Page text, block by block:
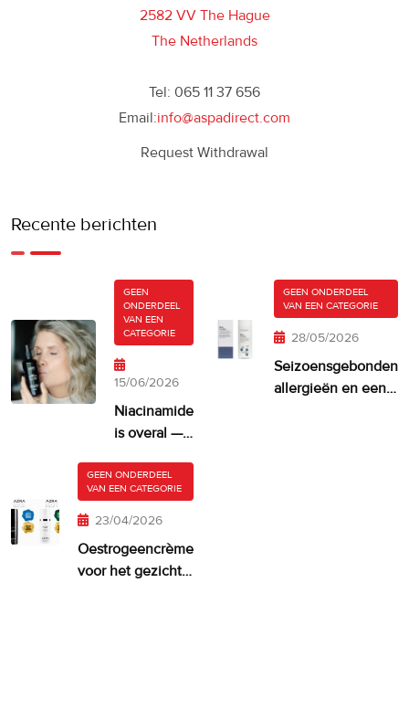
2582 VV The Hague
The Netherlands
Tel: 065 11 37 656
Email:info@aspadirect.com
Request Withdrawal
Recente berichten
GEEN
ONDERDEEL
VAN EEN
CATEGORIE
15/06/2026
Niacinamide
is overal —
je huid er
misschien
te veel van?
GEEN ONDERDEEL
VAN EEN CATEGORIE
28/05/2026
Seizoensgebonden
allergieën en een
GEEN ONDERDEEL
VAN EEN CATEGORIE
23/04/2026
Oestrogeencrème
voor het gezicht: